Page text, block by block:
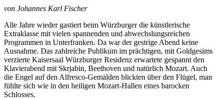
von Johannes Karl Fischer
Alle Jahre wieder gastiert beim Würzburger die künstlerische
Extraklasse mit vielen spannenden und abwechslungsreichen
Programmen in Unterfranken. Da war der gestrige Abend keine
Ausnahme. Das zahlreiche Publikum im prächtigen, mit Goldgesims
verzierte Kaisersaal Würzburger Residenz erwartete gespannt den
Klavierabend mit Skrjabin, Beethoven und natürlich Mozart. Auch
die Engel auf den Alfresco-Gemälden blickten über den Flügel, man
fühlte sich wie in den heiligen Mozart-Hallen eines barocken
Schlosses.